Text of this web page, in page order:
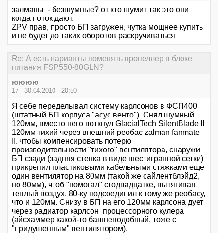
залманы - безшумные? от кто шумит так это они
когда поток дают.
ZPV прав, просто БП загружен, чутка мощнее купить
и не будет до таких оборотов раскручиваться
Re: А есть варианты поменять пропеллер в блоке
питания FSP550-80GLN?
юююю
17 - 30.04.2010 - 20:50
Я себе переделывал систему карлсонов в ФСП400
(штатный БП корпуса "асус венто"). Снял шумный
120мм, вместо него воткнул GlacialTech SilentBlade II
120мм тихий через внешний реобас zalman fanmate
II. чтобы компенсировать потерю
производительности "тихого" вентилятора, снаружи
БП сзади (задняя стенка в виде шестигранной сетки)
прикрепил пластиковыми кабельными стяжками еще
один вентилятор на 80мм (такой же сайлентблэйд2,
но 80мм), чтоб "помогал" стодвадцатке, вытягивая
теплый воздух. 80-ку подсоединил к тому же реобасу,
что и 120мм. Снизу в БП на его 120мм карлсона дует
через радиатор карлсон процессорного кулера
(айсхаммер какой-то башнеподобный, тоже с
"придушенным" вентилятором).